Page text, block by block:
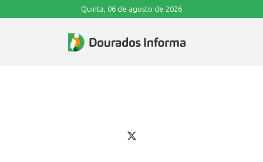
Quinta, 06 de agosto de 2026